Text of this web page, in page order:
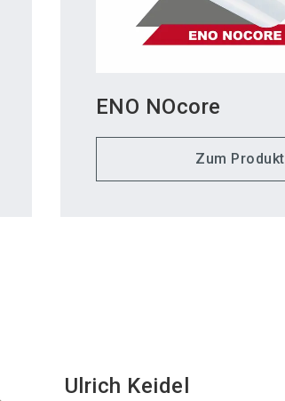
ENO NOcore
Zum Produkt
Ulrich Keidel